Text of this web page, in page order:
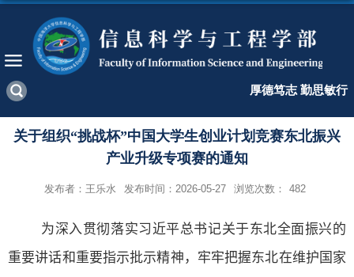
厚德笃志 勤思敏行
关于组织“挑战杯”中国大学生创业计划竞赛东北振兴
产业升级专项赛的通知
发布者：王乐水 发布时间：2026-05-27 浏览次数： 482
为深入贯彻落实习近平总书记关于东北全面振兴的
重要讲话和重要指示批示精神，牢牢把握东北在维护国家